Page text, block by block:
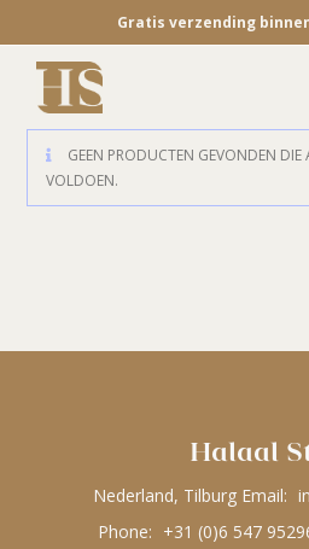
Gratis verzending
GEEN PRODUCTEN GEVONDEN DIE
VOLDOEN.
Halaal
Nederland, Tilburg Email:
Phone: +31 (0)6 547